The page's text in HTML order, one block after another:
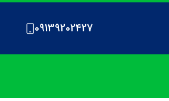
09139202427